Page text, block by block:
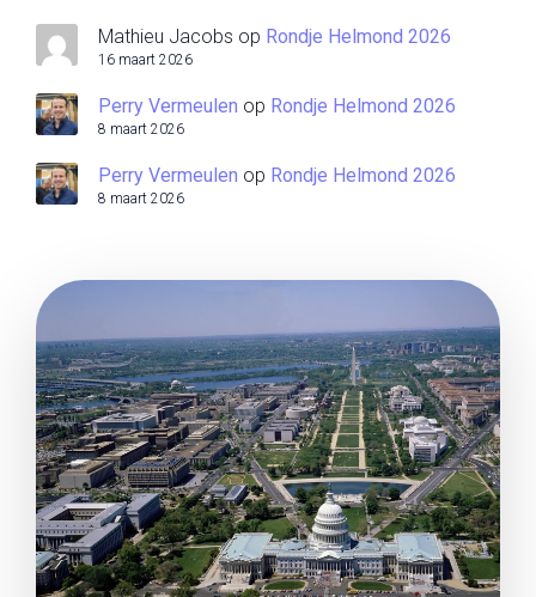
Mathieu Jacobs op Rondje Helmond 2026
16 maart 2026
Perry Vermeulen op Rondje Helmond 2026
8 maart 2026
Perry Vermeulen op Rondje Helmond 2026
8 maart 2026